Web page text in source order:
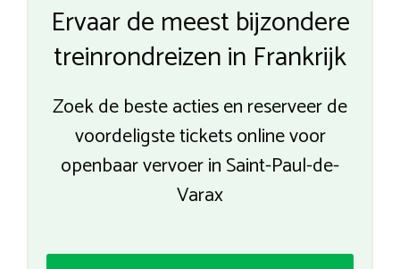
Ervaar de meest bijzondere
treinrondreizen in Frankrijk
Zoek de beste acties en reserveer de
voordeligste tickets online voor
openbaar vervoer in Saint-Paul-de-
Varax